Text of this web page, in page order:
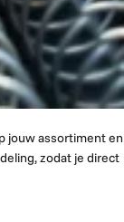
jouw assortiment en
zodat je direct